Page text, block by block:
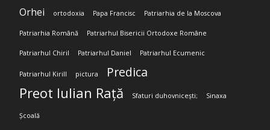
Orhei ortodoxia Papa Francisc Patriarhia de la Moscova
Patriarhia Română Patriarhul Bisericii Ortodoxe Române
Patriarhul Chiril Patriarhul Daniel Patriarhul Ecumenic
Patriarhul Kirill pictura Predica
Preot Iulian Rață Sfaturi duhovnicești; Sinaxa
Școală